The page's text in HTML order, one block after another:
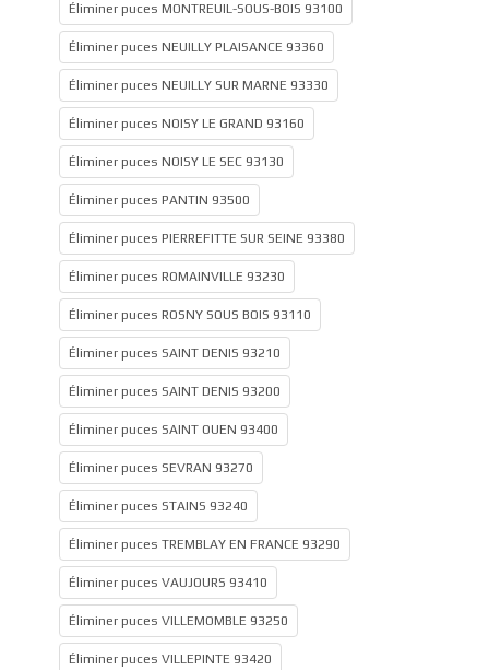
Éliminer puces MONTREUIL-SOUS-BOIS 93100
Éliminer puces NEUILLY PLAISANCE 93360
Éliminer puces NEUILLY SUR MARNE 93330
Éliminer puces NOISY LE GRAND 93160
Éliminer puces NOISY LE SEC 93130
Éliminer puces PANTIN 93500
Éliminer puces PIERREFITTE SUR SEINE 93380
Éliminer puces ROMAINVILLE 93230
Éliminer puces ROSNY SOUS BOIS 93110
Éliminer puces SAINT DENIS 93210
Éliminer puces SAINT DENIS 93200
Éliminer puces SAINT OUEN 93400
Éliminer puces SEVRAN 93270
Éliminer puces STAINS 93240
Éliminer puces TREMBLAY EN FRANCE 93290
Éliminer puces VAUJOURS 93410
Éliminer puces VILLEMOMBLE 93250
Éliminer puces VILLEPINTE 93420